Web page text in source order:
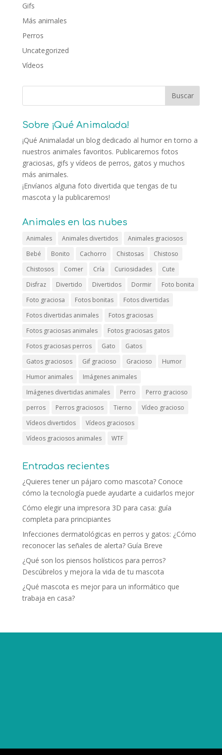
Gifs
Más animales
Perros
Uncategorized
Vídeos
Sobre ¡Qué Animalada!
¡Qué Animalada! un blog dedicado al humor en torno a
nuestros animales favoritos. Publicaremos fotos
graciosas, gifs y vídeos de perros, gatos y muchos
más animales.
¡Envíanos alguna foto divertida que tengas de tu
mascota y la publicaremos!
Animales en las nubes
Animales Animales divertidos
Animales graciosos
Bebé
Bonito Cachorro Chistosas
Chistoso
Chistosos
Comer Cría Curiosidades
Cute
Disfraz
Divertido Divertidos Dormir
Foto bonita
Foto graciosa
Fotos bonitas
Fotos divertidas
Fotos divertidas animales
Fotos graciosas
Fotos graciosas animales
Fotos graciosas gatos
Fotos graciosas perros
Gato
Gatos
Gatos graciosos
Gif gracioso Gracioso
Humor
Humor animales
Imágenes animales
Imágenes divertidas animales
Perro
Perro gracioso
perros
Perros graciosos Tierno
Vídeo gracioso
Vídeos divertidos
Vídeos graciosos
Vídeos graciosos animales
WTF
Entradas recientes
¿Quieres tener un pájaro como mascota? Conoce
cómo la tecnología puede ayudarte a cuidarlos mejor
Cómo elegir una impresora 3D para casa: guía
completa para principiantes
Infecciones dermatológicas en perros y gatos: ¿Cómo
reconocer las señales de alerta? Guía Breve
¿Qué son los piensos holísticos para perros?
Descúbrelos y mejora la vida de tu mascota
¿Qué mascota es mejor para un informático que
trabaja en casa?